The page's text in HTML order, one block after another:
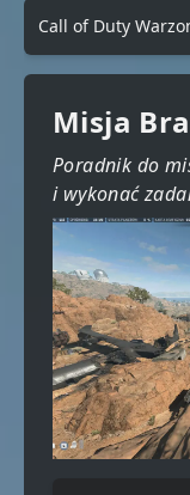
Call of Duty
Misja
Poradnik do
i wykonać